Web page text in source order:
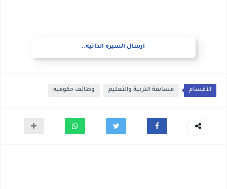
ارسال السيره الذاتيه..
الأقسام مسابقة التربية والتعليم وظائف حكوميه